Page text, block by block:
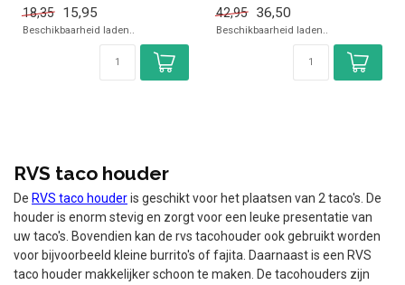
18,35 15,95
Beschikbaarheid laden..
x Niet
vaatwasmachinebestendig
42,95 36,50
Beschikbaarheid laden..
RVS taco houder
De RVS taco houderis geschikt voor het plaatsen van 2 taco's. De
houder is enorm stevig en zorgt voor een leuke presentatie van
uw taco's. Bovendien kan de rvs tacohouder ook gebruikt worden
voor bijvoorbeeld kleine burrito's of fajita. Daarnaast is een RVS
taco houder makkelijker schoon te maken. De tacohouders zijn